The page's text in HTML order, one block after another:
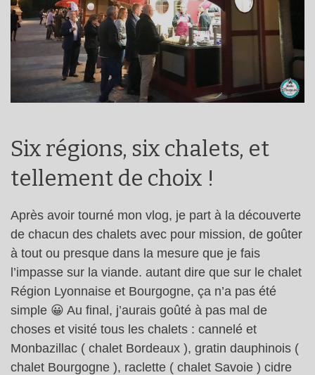
Six régions, six chalets, et
tellement de choix !
Après avoir tourné mon vlog, je part à la découverte
de chacun des chalets avec pour mission, de goûter
à tout ou presque dans la mesure que je fais
l’impasse sur la viande. autant dire que sur le chalet
Région Lyonnaise et Bourgogne, ça n’a pas été
simple 😀 Au final, j’aurais goûté à pas mal de
choses et visité tous les chalets : cannelé et
Monbazillac ( chalet Bordeaux ), gratin dauphinois (
chalet Bourgogne ), raclette ( chalet Savoie ) cidre